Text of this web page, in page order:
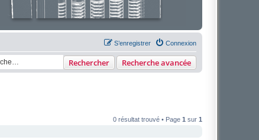
Connexion
S’enregistrer
Rechercher Recherche avancée
0 résultat trouvé • Page 1 sur 1